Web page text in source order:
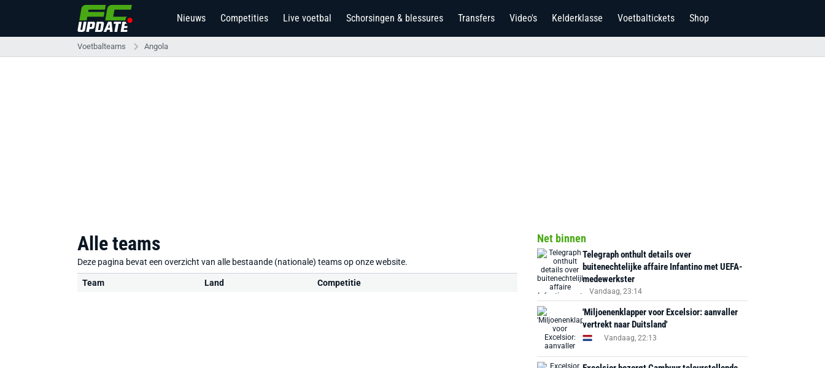
Nieuws Competities Live voetbal Schorsingen & blessures Transfers Video's Kelderklasse Voetbaltickets Shop
Voetbalteams Angola
Alle teams
Deze pagina bevat een overzicht van alle bestaande (nationale) teams op onze website.
Team Land Competitie
Net binnen
Telegraph onthult details over
buitenechtelijke affaire Infantino met UEFA-
medewerkster
Vandaag, 23:14
'Miljoenenklapper voor Excelsior: aanvaller
vertrekt naar Duitsland'
Vandaag, 22:13